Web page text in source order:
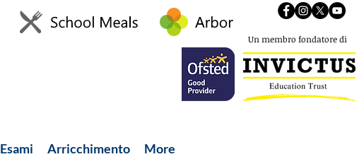
Un membro fondatore di
Esami Arricchimento More